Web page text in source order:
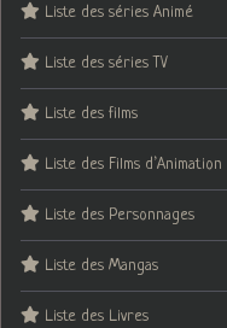
Liste des séries Animé
Liste des séries TV
Liste des films
Liste des Films d’Animation
Liste des Personnages
Liste des Mangas
Liste des Livres